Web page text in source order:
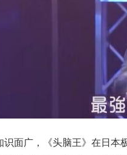
识面广，《头脑王》在日本